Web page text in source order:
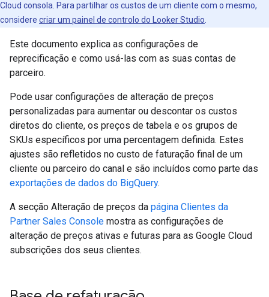
Cloud consola. Para partilhar os custos de um cliente com o mesmo,
considere criar um painel de controlo do Looker Studio
Este documento explica as configurações de
reprecificação e como usá-las com as suas contas de
parceiro.
Pode usar configurações de alteração de preços
personalizadas para aumentar ou descontar os custos
diretos do cliente, os preços de tabela e os grupos de
SKUs específicos por uma percentagem definida. Estes
ajustes são refletidos no custo de faturação final de um
cliente ou parceiro do canal e são incluídos como parte das
exportações de dados do BigQuery.
A secção Alteração de preços da página Clientes da
Partner Sales Console mostra as configurações de
alteração de preços ativas e futuras para as Google Cloud
subscrições dos seus clientes.